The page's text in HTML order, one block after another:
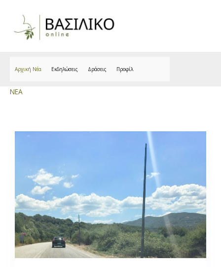
Αρχική Νέα Εκδηλώσεις Δράσεις Προφίλ
NEA